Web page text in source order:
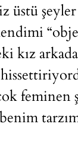
üstü
kız
feminen